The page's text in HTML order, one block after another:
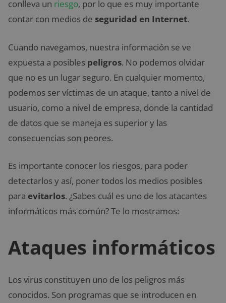
conlleva un riesgo, por lo que es muy importante
contar con medios de seguridad en Internet.
Cuando navegamos, nuestra información se ve
expuesta a posibles peligros. No podemos olvidar
que no es un lugar seguro. En cualquier momento,
podemos ser víctimas de un ataque, tanto a nivel de
usuario, como a nivel de empresa, donde la cantidad
de datos que se maneja es superior y las
consecuencias son peores.
Es importante conocer los riesgos, para poder
detectarlos y así, poner todos los medios posibles
para evitarlos. ¿Sabes cuál es uno de los atacantes
informáticos más común? Te lo mostramos:
Ataques informáticos
Los virus constituyen uno de los peligros más
conocidos. Son programas que se introducen en